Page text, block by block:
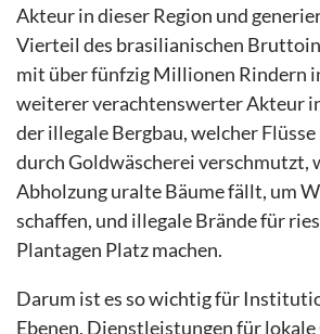
Akteur in dieser Region und
Vierteil des brasilianischen
mit über fünfzig Millionen Rindern
weiterer verachtenswerter Akteur
der illegale Bergbau, welcher
durch Goldwäscherei verschmutzt,
Abholzung uralte Bäume fällt, um
schaffen, und illegale Brände für
Plantagen Platz machen.
Darum ist es so wichtig für
Ebenen, Dienstleistungen für